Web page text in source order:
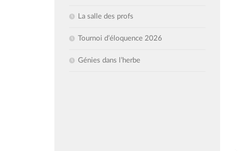
La salle des profs
Tournoi d’éloquence 2026
Génies dans l’herbe